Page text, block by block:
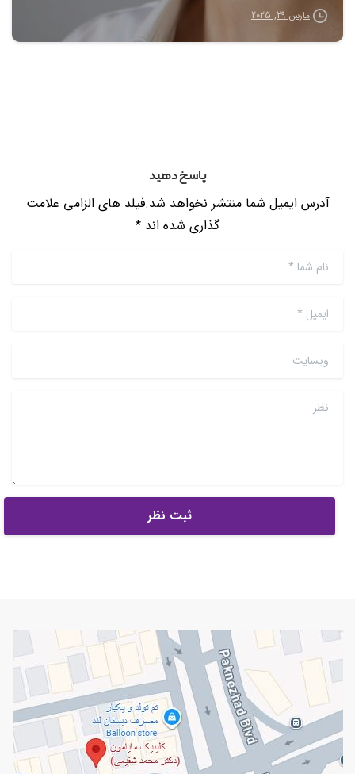
مارس 29, 2025
پاسخ دهید
آدرس ایمیل شما منتشر نخواهد شد.فیلد های الزامی علامت
گذاری شده اند *
نام شما *
ایمیل *
وبسایت
نظر